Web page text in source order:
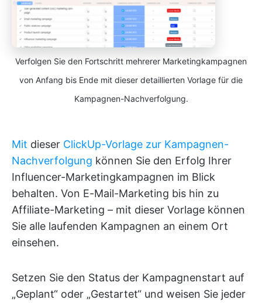
Verfolgen Sie den Fortschritt mehrerer Marketingkampagnen
von Anfang bis Ende mit dieser detaillierten Vorlage für die
Kampagnen-Nachverfolgung.
Mit dieser ClickUp-Vorlage zur Kampagnen-
Nachverfolgung können Sie den Erfolg Ihrer
Influencer-Marketingkampagnen im Blick
behalten. Von E-Mail-Marketing bis hin zu
Affiliate-Marketing – mit dieser Vorlage können
Sie alle laufenden Kampagnen an einem Ort
einsehen.
Setzen Sie den Status der Kampagnenstart auf
„Geplant“ oder „Gestartet“ und weisen Sie jeder